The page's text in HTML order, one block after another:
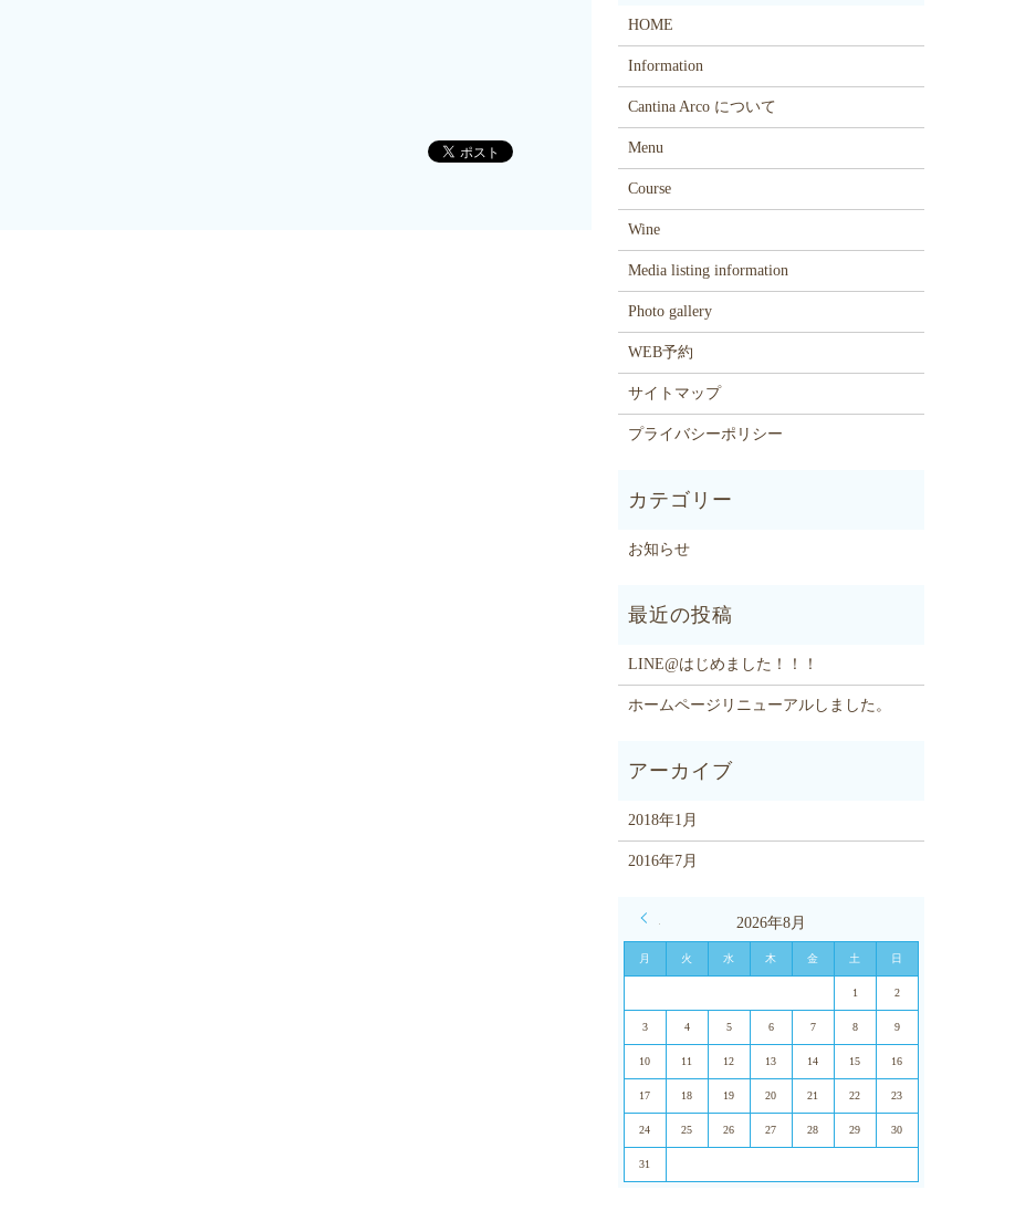
HOME
Information
Cantina Arco について
Menu
Course
Wine
Media listing information
Photo gallery
WEB予約
サイトマップ
プライバシーポリシー
お知らせ
LINE@はじめました！！！
ホームページリニューアルしました。
2018年1月
2016年7月
2026年8月
月 火 水 木 金 土 日
1 2
3 4 5 6 7 8 9
10 11 12 13 14 15 16
17 18 19 20 21 22 23
24 25 26 27 28 29 30
31